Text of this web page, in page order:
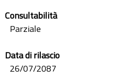
Consultabilità
Parziale
Data di rilascio
26/07/2087